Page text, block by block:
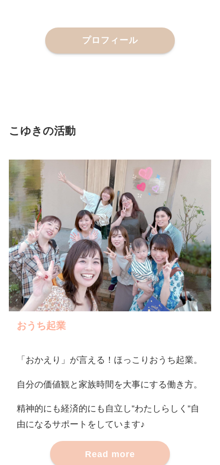
プロフィール
こゆきの活動
おうち起業
「おかえり」が言える！ほっこりおうち起業。
自分の価値観と家族時間を大事にする働き方。
精神的にも経済的にも自立し”わたしらしく”自
由になるサポートをしています♪
Read more